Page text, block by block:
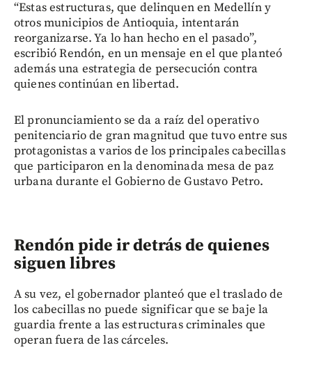
“Estas estructuras, que delinquen en Medellín y
otros municipios de Antioquia, intentarán
reorganizarse. Ya lo han hecho en el pasado”,
escribió Rendón, en un mensaje en el que planteó
además una estrategia de persecución contra
quienes continúan en libertad.
El pronunciamiento se da a raíz del operativo
penitenciario de gran magnitud que tuvo entre sus
protagonistas a varios de los principales cabecillas
que participaron en la denominada mesa de paz
urbana durante el Gobierno de Gustavo Petro.
Rendón pide ir detrás de quienes
siguen libres
A su vez, el gobernador planteó que el traslado de
los cabecillas no puede significar que se baje la
guardia frente a las estructuras criminales que
operan fuera de las cárceles.